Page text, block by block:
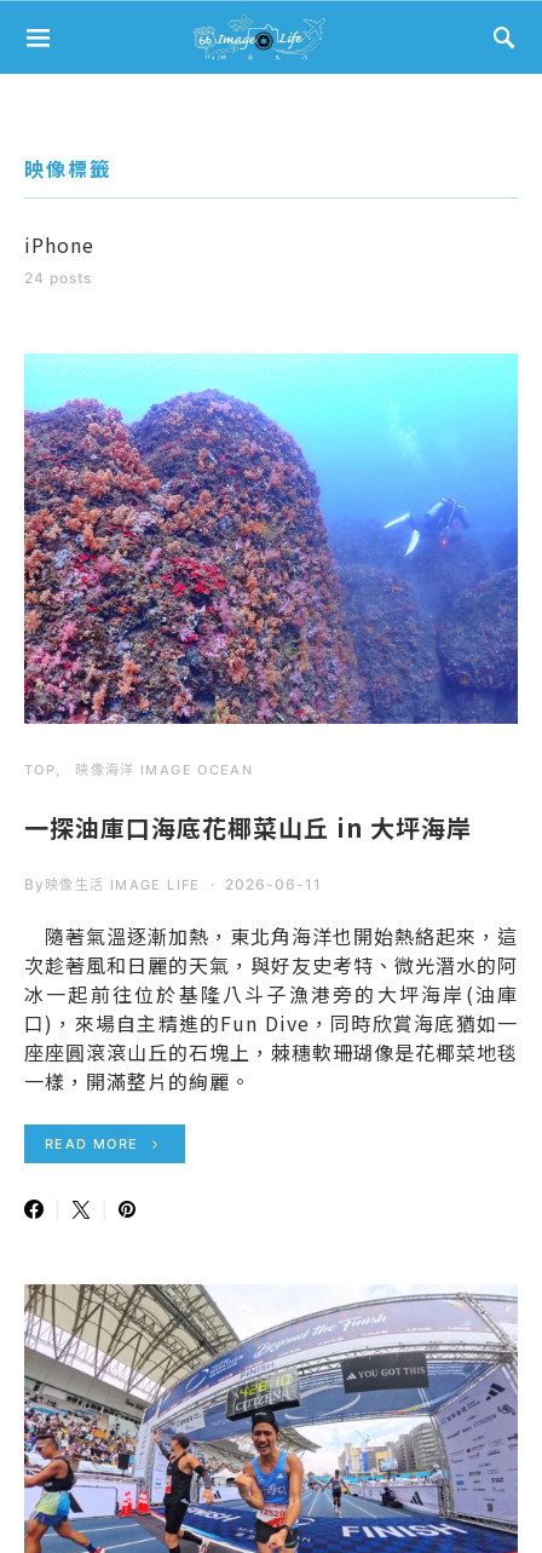
Search for:
映像標籤
iPhone
24 posts
TOP 映像海洋 IMAGE OCEAN
一探油庫口海底花椰菜山丘 in 大坪海岸
By 映像生活 IMAGE LIFE 2026-06-11
隨著氣溫逐漸加熱，東北角海洋也開始熱絡起來，這
次趁著風和日麗的天氣，與好友史考特、微光潛水的阿
冰一起前往位於基隆八斗子漁港旁的大坪海岸(油庫
口)，來場自主精進的Fun Dive，同時欣賞海底猶如一
座座圓滾滾山丘的石塊上，棘穗軟珊瑚像是花椰菜地毯
一樣，開滿整片的絢麗。
READ MORE